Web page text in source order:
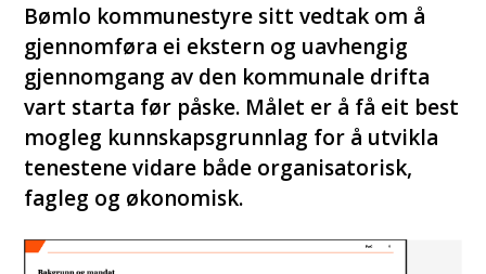
Bømlo kommunestyre sitt vedtak om å
gjennomføra ei ekstern og uavhengig
gjennomgang av den kommunale drifta
vart starta før påske. Målet er å få eit best
mogleg kunnskapsgrunnlag for å utvikla
tenestene vidare både organisatorisk,
fagleg og økonomisk.